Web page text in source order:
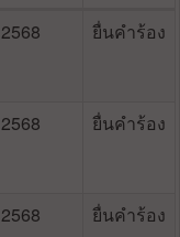
2568 ยื่นคำร้อง
2568 ยื่นคำร้อง
2568 ยื่นคำร้อง